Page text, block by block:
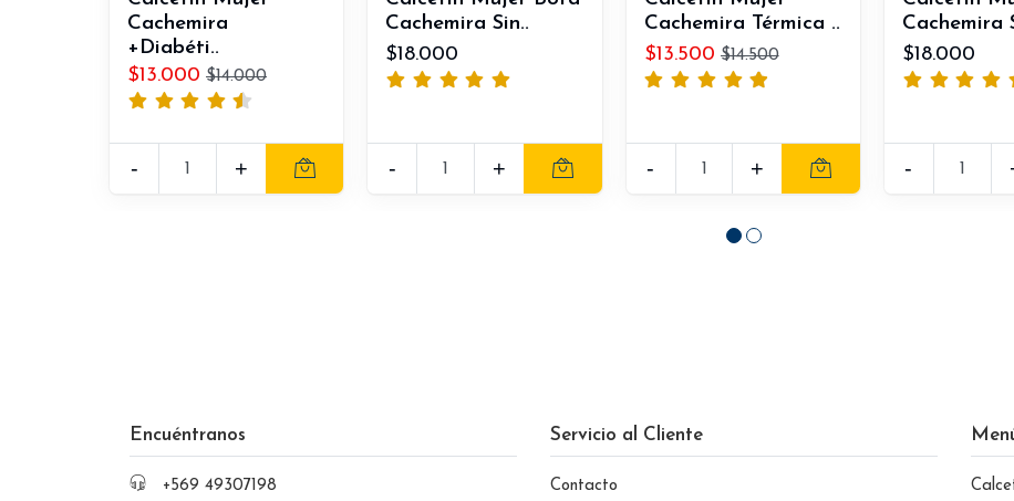
Cachemira
+Diabéti..
$13.000 $14.000
- +
Cachemira Sin..
$18.000
- +
Cachemira Térmica ..
$13.500 $14.500
- +
Cachemira
$18.000
-
Encuéntranos
+569 49307198
Servicio al Cliente
Contacto